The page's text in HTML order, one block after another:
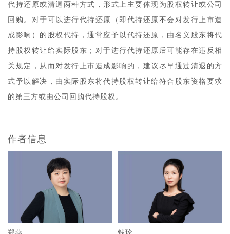
代持还原或清退两种方式，形式上主要体现为股权转让或公司
回购。对于可以进行代持还原（即代持还原不会对发行上市造
成影响）的股权代持，通常应予以代持还原，由名义股东将代
持股权转让给实际股东；对于进行代持还原后可能存在违反相
关规定，从而对发行上市造成影响的，建议尽早通过清退的方
式予以解决，由实际股东将代持股权转让给符合股东资格要求
的第三方或由公司回购代持股权。
作者信息